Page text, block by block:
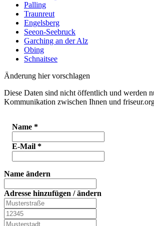
Palling
Traunreut
Engelsberg
Seeon-Seebruck
Garching an der Alz
Obing
Schnaitsee
Änderung hier vorschlagen
Diese Daten sind nicht öffentlich und werden
Kommunikation zwischen Ihnen und
Name *
E-Mail *
Name ändern
Adresse hinzufügen / ändern